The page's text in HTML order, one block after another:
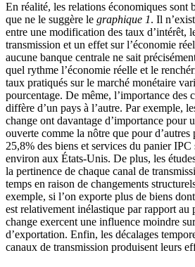
En réalité, les relations économiques sont
que ne le suggère le graphique 1. Il
entre une modification des taux d’intérêt,
transmission et un effet sur l’économie
aucune banque centrale ne sait
quel rythme l’économie réelle et le
taux pratiqués sur le marché monétaire
pourcentage. De même, l’importance des
diffère d’un pays à l’autre. Par exemple,
change ont davantage d’importance pour
ouverte comme la nôtre que pour d’autres
25,8% des biens et services du panier
environ aux États-Unis. De plus, les
la pertinence de chaque canal de
temps en raison de changements
exemple, si l’on exporte plus de biens
est relativement inélastique par rapport
change exercent une influence moindre
d’exportation. Enfin, les décalages
canaux de transmission produisent leurs